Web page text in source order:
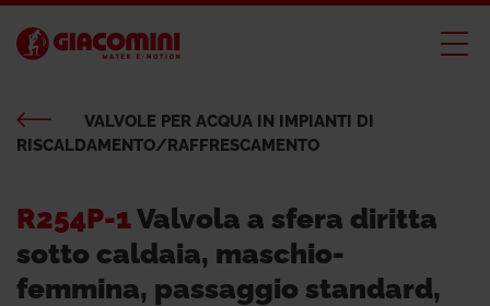
VALVOLE PER ACQUA IN IMPIANTI DI
RISCALDAMENTO/RAFFRESCAMENTO
R254P-1Valvola a sfera diritta
sotto caldaia, maschio-
femmina, passaggio standard,